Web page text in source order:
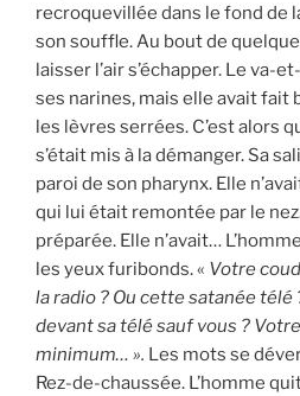
recroquevillée dans le fond de
son souffle. Au bout de
laisser l’air s’échapper. Le va-
ses narines, mais elle avait fait
les lèvres serrées. C’est alors
s’était mis à la démanger. Sa
paroi de son pharynx. Elle
qui lui était remontée par le
préparée. Elle n’avait…
les yeux furibonds. « Votre
la radio ? Ou cette satanée télé
devant sa télé sauf vous ?
minimum… ». Les mots se
Rez-de-chaussée. L’homme